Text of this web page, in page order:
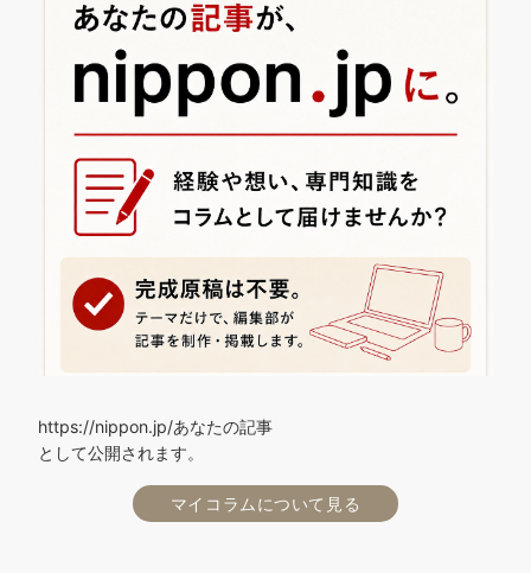
https://nippon.jp/あなたの記事
として公開されます。
マイコラムについて見る